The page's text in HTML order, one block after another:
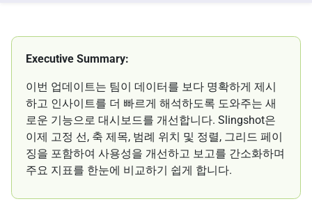
Executive Summary:
이번 업데이트는 팀이 데이터를 보다 명확하게 제시
하고 인사이트를 더 빠르게 해석하도록 도와주는 새
로운 기능으로 대시보드를 개선합니다. Slingshot은
이제 고정 선, 축 제목, 범례 위치 및 정렬, 그리드 페이
징을 포함하여 사용성을 개선하고 보고를 간소화하며
주요 지표를 한눈에 비교하기 쉽게 합니다.